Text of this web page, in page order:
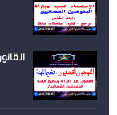
القانون رقم 81.03